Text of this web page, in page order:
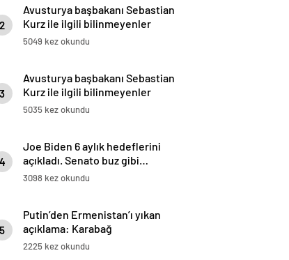
2
Avusturya başbakanı Sebastian
Kurz ile ilgili bilinmeyenler
5049 kez okundu
3
Avusturya başbakanı Sebastian
Kurz ile ilgili bilinmeyenler
5035 kez okundu
4
Joe Biden 6 aylık hedeflerini
açıkladı. Senato buz gibi…
3098 kez okundu
5
Putin’den Ermenistan’ı yıkan
açıklama: Karabağ
Azerbaycan’ın ayrılmaz bir
2225 kez okundu